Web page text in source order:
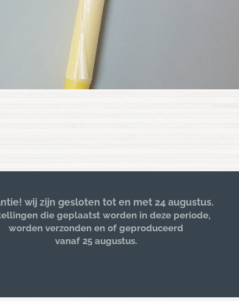
wij zijn gesloten tot en met 24 augustus.
die geplaatst worden in deze periode,
worden verzonden en of geproduceerd
vanaf 25 augustus.